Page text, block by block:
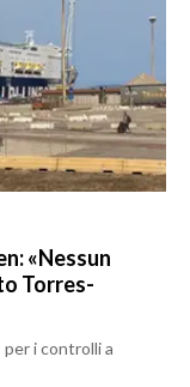
«Nessun
Torres-
i controlli a